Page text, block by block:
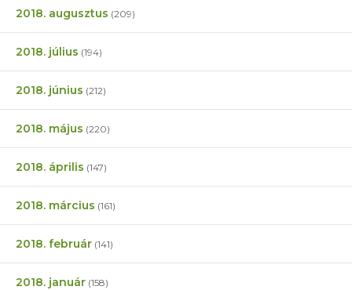
2018. augusztus (209)
2018. július (194)
2018. június (212)
2018. május (220)
2018. április (147)
2018. március (161)
2018. február (141)
2018. január (158)